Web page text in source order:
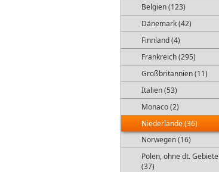
Belgien (123)
Dänemark (42)
Finnland (4)
Frankreich (295)
Großbritannien (11)
Italien (53)
Monaco (2)
Niederlande (36)
Norwegen (16)
Polen, ohne dt. Gebiete
(37)